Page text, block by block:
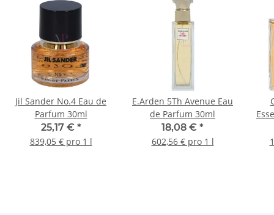
Jil Sander No.4 Eau de
Parfum 30ml
25,17 € *
839,05 € pro 1 l
E.Arden 5Th Avenue Eau
de Parfum 30ml
18,08 € *
602,56 € pro 1 l